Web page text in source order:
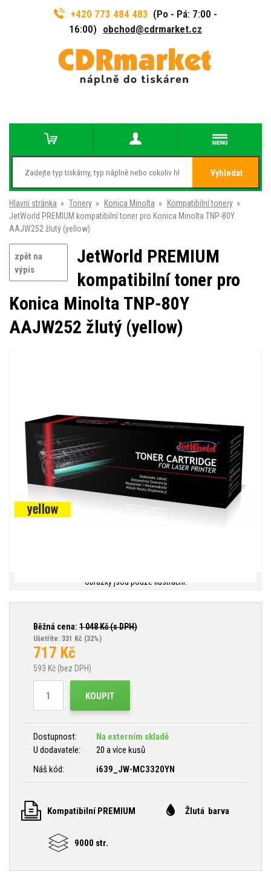
+420 773 484 483 (Po - Pá: 7:00 -
16:00) obchod@cdrmarket.cz
Vyhledat
Hlavní stránka » Tonery » Konica Minolta » Kompatibilní tonery »
JetWorld PREMIUM kompatibilní toner pro Konica Minolta TNP-80Y
AAJW252 žlutý (yellow)
zpět na
výpis
JetWorld PREMIUM
kompatibilní toner pro
Konica Minolta TNP-80Y
AAJW252 žlutý (yellow)
Obrázky jsou pouze ilustrační.
Běžná cena: 1 048Kč (s DPH)
Ušetříte: 331 Kč (32%)
717 Kč
593 Kč (bez DPH)
KOUPIT
Dostupnost:
Na externím skladě
U dodavatele:
20 a více kusů
Náš kód:
i639_JW-MC3320YN
Kompatibilní PREMIUM Žlutá barva
9000 str.